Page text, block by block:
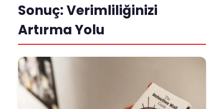
Sonuç: Verimliliğinizi
Artırma Yolu